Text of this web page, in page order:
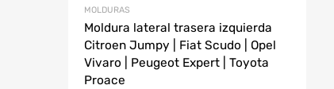
MOLDURAS
Moldura lateral trasera izquierda
Citroen Jumpy | Fiat Scudo | Opel
Vivaro | Peugeot Expert | Toyota
Proace